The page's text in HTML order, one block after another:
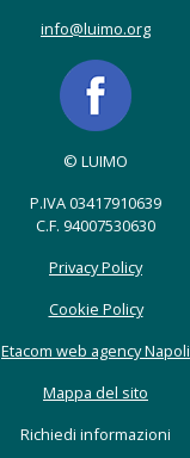
info@luimo.org
© LUIMO
P.IVA 03417910639
C.F. 94007530630
Privacy Policy
Cookie Policy
Etacom web agency Napoli
Mappa del sito
Richiedi informazioni